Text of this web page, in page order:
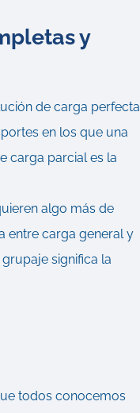
y
de carga perfecta
en los que una
carga parcial es la
algo más de
entre carga general y
significa la
todos conocemos